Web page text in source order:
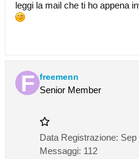
leggi la mail che ti ho appena
freemenn
Senior Member
Data Registrazione: Sep
Messaggi: 112